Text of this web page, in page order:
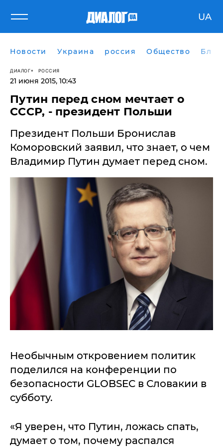
UA
Новости Украина россия Общество
ДИАЛОГ РОССИЯ
21 июня 2015, 10:43
Путин перед сном мечтает о
СССР, - президент Польши
Президент Польши Бронислав
Коморовский заявил, что знает, о чем
Владимир Путин думает перед сном.
Необычным откровением политик
поделился на конференции по
безопасности GLOBSEC в Словакии в
субботу.
«Я уверен, что Путин, ложась спать,
думает о том, почему распался